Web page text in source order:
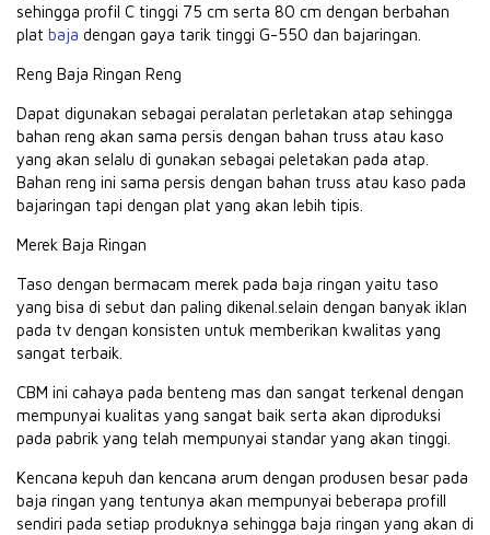
sehingga profil C tinggi 75 cm serta 80 cm dengan berbahan
plat baja dengan gaya tarik tinggi G-550 dan bajaringan.
Reng Baja Ringan Reng
Dapat digunakan sebagai peralatan perletakan atap sehingga
bahan reng akan sama persis dengan bahan truss atau kaso
yang akan selalu di gunakan sebagai peletakan pada atap.
Bahan reng ini sama persis dengan bahan truss atau kaso pada
bajaringan tapi dengan plat yang akan lebih tipis.
Merek Baja Ringan
Taso dengan bermacam merek pada baja ringan yaitu taso
yang bisa di sebut dan paling dikenal.selain dengan banyak iklan
pada tv dengan konsisten untuk memberikan kwalitas yang
sangat terbaik.
CBM ini cahaya pada benteng mas dan sangat terkenal dengan
mempunyai kualitas yang sangat baik serta akan diproduksi
pada pabrik yang telah mempunyai standar yang akan tinggi.
Kencana kepuh dan kencana arum dengan produsen besar pada
baja ringan yang tentunya akan mempunyai beberapa profill
sendiri pada setiap produknya sehingga baja ringan yang akan di